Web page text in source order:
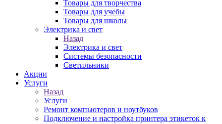
Товары для творчества
Товары для учебы
Товары для школы
Электрика и свет
Назад
Электрика и свет
Системы безопасности
Светильники
Акции
Услуги
Назад
Услуги
Ремонт компьютеров и ноутбуков
Подключение и настройка принтера этикеток к